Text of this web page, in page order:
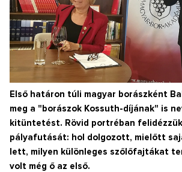
Első határon túli magyar borászként
meg a "borászok Kossuth-díjának" is
kitüntetést. Rövid portréban
pályafutását: hol dolgozott, mielőtt
lett, milyen különleges szőlőfajtákat
volt még ő az első.